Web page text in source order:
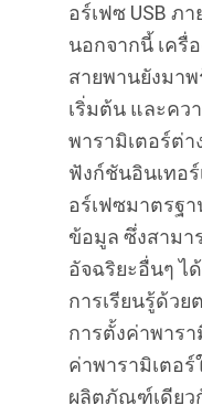
อร์เฟซ USB ภ
นอกจากนี้ เครื่
สายพานยังมา
เริ่มต้น และคว
พารามิเตอร์ต่า
ฟังก์ชันอินเทอ
อร์เฟซมาตรฐ
ข้อมูล ซึ่งสาม
อัจฉริยะอื่นๆ ได้
การเรียนรู้ด้วย
การตั้งค่าพารา
ค่าพารามิเตอ
ผลิตภัณฑ์เดียว